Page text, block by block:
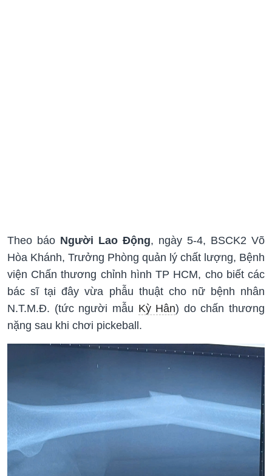
Theo báo Người Lao Động, ngày 5-4, BSCK2 Võ
Hòa Khánh, Trưởng Phòng quản lý chất lượng, Bệnh
viện Chấn thương chỉnh hình TP HCM, cho biết các
bác sĩ tại đây vừa phẫu thuật cho nữ bệnh nhân
N.T.M.Đ. (tức người mẫu Kỳ Hân) do chấn thương
nặng sau khi chơi pickeball.